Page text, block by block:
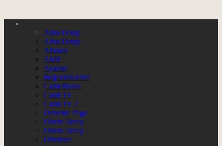
Altın Detay
Altın Detay
Altınlar
AMP
Ayarlar
Beğendiklerim
Canlı Borsa
Canlı Tv
Canlı Tv 2
Deneme Page
Döviz Detay
Döviz Detay
Dövizler